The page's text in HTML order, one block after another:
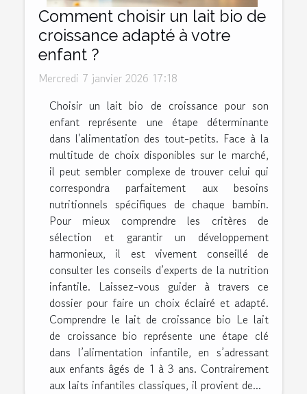
Comment choisir un lait bio de
croissance adapté à votre
enfant ?
Mercredi 7 janvier 2026 17:18
Choisir un lait bio de croissance pour son
enfant représente une étape déterminante
dans l'alimentation des tout-petits. Face à la
multitude de choix disponibles sur le marché,
il peut sembler complexe de trouver celui qui
correspondra parfaitement aux besoins
nutritionnels spécifiques de chaque bambin.
Pour mieux comprendre les critères de
sélection et garantir un développement
harmonieux, il est vivement conseillé de
consulter les conseils d’experts de la nutrition
infantile. Laissez-vous guider à travers ce
dossier pour faire un choix éclairé et adapté.
Comprendre le lait de croissance bio Le lait
de croissance bio représente une étape clé
dans l’alimentation infantile, en s’adressant
aux enfants âgés de 1 à 3 ans. Contrairement
aux laits infantiles classiques, il provient de...